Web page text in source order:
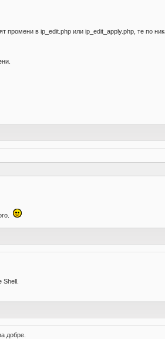
в ip_edit.php или ip_edit_apply.php, те по
добре.